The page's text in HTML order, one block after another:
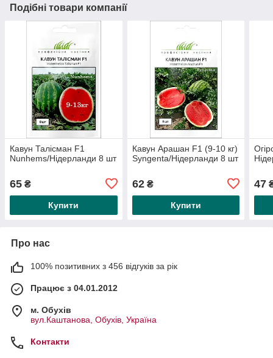
Подібні товари компанії
Кавун Талісман F1
Nunhems/Нідерланди 8 шт
65 ₴
Купити
Кавун Арашан F1 (9-10 кг)
Syngenta/Нідерланди 8 шт
62₴
Купити
47
Про нас
100% позитивних з 456 відгуків за рік
Працює з 04.01.2012
м. Обухів
вул.Каштанова, Обухів, Україна
Контакти